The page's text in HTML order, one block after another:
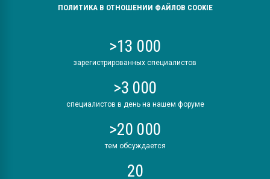
ПОЛИТИКА В ОТНОШЕНИИ ФАЙЛОВ COOKIE
>13 000
зарегистрированных специалистов
>3 000
специалистов в день на нашем форуме
>20 000
тем обсуждается
20